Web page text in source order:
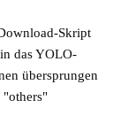
Skript
das YOLO-
übersprungen
"others"